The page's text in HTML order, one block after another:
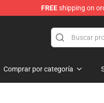
FREEshipping on
Comprar por categoría